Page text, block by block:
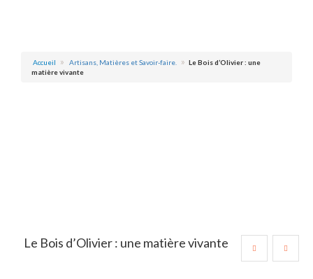
Accueil Artisans, Matières et Savoir-faire.
Le Bois d’Olivier : une
matière vivante
Le Bois d’Olivier : une matière vivante